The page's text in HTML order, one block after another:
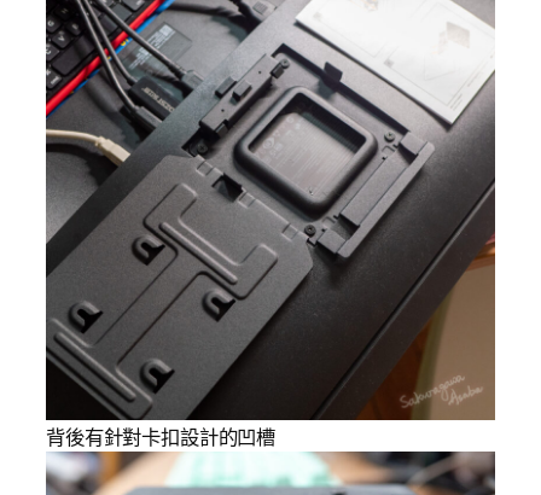
背後有針對卡扣設計的凹槽